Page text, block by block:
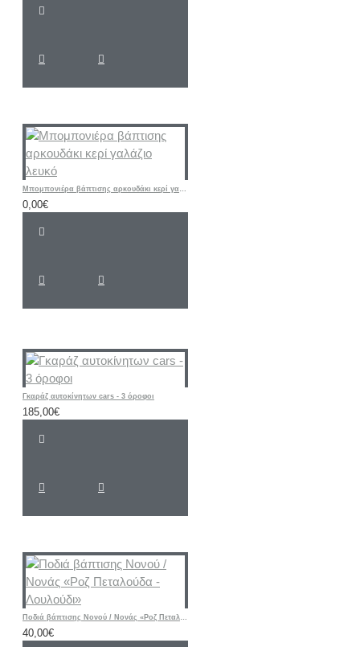
Mπομπονιέρα βάπτισης αρκουδάκι κερί γαλάζιο λευκό
0,00€
Γκαράζ αυτοκίνητων cars - 3 όροφοι
185,00€
Ποδιά βάπτισης Νονού / Νονάς «Ροζ Πεταλούδα - Λουλούδι»
40,00€